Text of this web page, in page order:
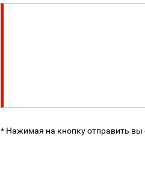
* Нажимая на кнопку отправить вы